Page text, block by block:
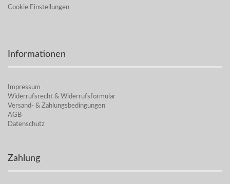
Cookie Einstellungen
Informationen
Impressum
Widerrufsrecht & Widerrufsformular
Versand- & Zahlungsbedingungen
AGB
Datenschutz
Zahlung